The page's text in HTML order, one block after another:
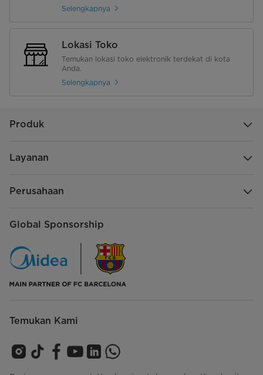
Selengkapnya
Lokasi Toko
Temukan lokasi toko elektronik terdekat di kota
Anda.
Selengkapnya
Produk
Layanan
Perusahaan
Global Sponsorship
Temukan Kami